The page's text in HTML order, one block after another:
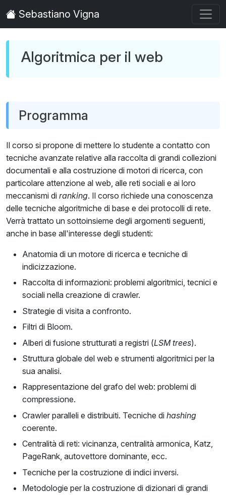
Sebastiano Vigna
Algoritmica per il web
Programma
Il corso si propone di mettere lo studente a contatto con
tecniche avanzate relative alla raccolta di grandi collezioni
documentali e alla costruzione di motori di ricerca, con
particolare attenzione al web, alle reti sociali e ai loro
meccanismi di ranking. Il corso richiede una conoscenza
delle tecniche algoritmiche di base e dei protocolli di rete.
Verrà trattato un sottoinsieme degli argomenti seguenti,
anche in base all'interesse degli studenti:
Anatomia di un motore di ricerca e tecniche di
indicizzazione.
Raccolta di informazioni: problemi algoritmici, tecnici e
sociali nella creazione di crawler.
Strategie di visita a confronto.
Filtri di Bloom.
Alberi di fusione strutturati a registri (LSM trees).
Struttura globale del web e strumenti algoritmici per la
sua analisi.
Rappresentazione del grafo del web: problemi di
compressione.
Crawler paralleli e distribuiti. Tecniche di hashing
coerente.
Centralità di reti: vicinanza, centralità armonica, Katz,
PageRank, autovettore dominante, ecc.
Tecniche per la costruzione di indici inversi.
Metodologie per la costruzione di dizionari di grandi